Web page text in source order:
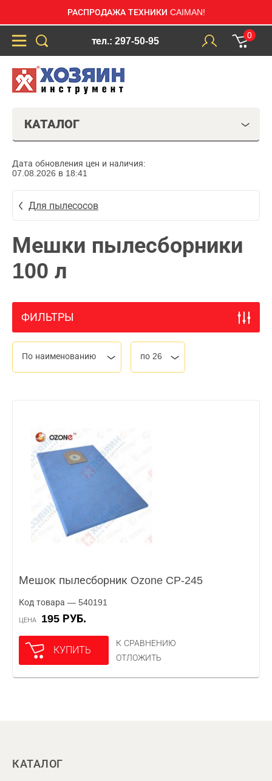
РАСПРОДАЖА ТЕХНИКИ CAIMAN!
тел.: 297-50-95
0
КАТАЛОГ
Дата обновления цен и наличия:
07.08.2026 в 18:41
Для пылесосов
Мешки пылесборники
100 л
ФИЛЬТРЫ
По наименованию по 26
Мешок пылесборник Ozone CP-245
Код товара — 540191
ЦЕНА 195 РУБ.
КУПИТЬ
К СРАВНЕНИЮ
ОТЛОЖИТЬ
КАТАЛОГ